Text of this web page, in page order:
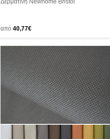
Δερματίνη Newhome Bristol
από 40,77€